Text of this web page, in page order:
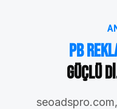
Pb
Güçlü